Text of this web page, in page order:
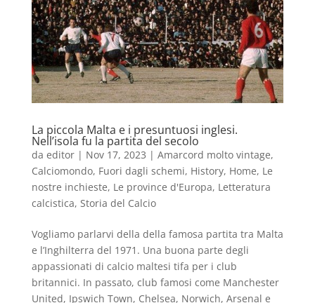
La piccola Malta e i presuntuosi inglesi.
Nell’isola fu la partita del secolo
da editor| Nov 17, 2023 | Amarcord molto vintage,
Calciomondo, Fuori dagli schemi, History, Home, Le
nostre inchieste, Le province d'Europa, Letteratura
calcistica, Storia del Calcio
Vogliamo parlarvi della della famosa partita tra Malta
e l’Inghilterra del 1971. Una buona parte degli
appassionati di calcio maltesi tifa per i club
britannici. In passato, club famosi come Manchester
United, Ipswich Town, Chelsea, Norwich, Arsenal e